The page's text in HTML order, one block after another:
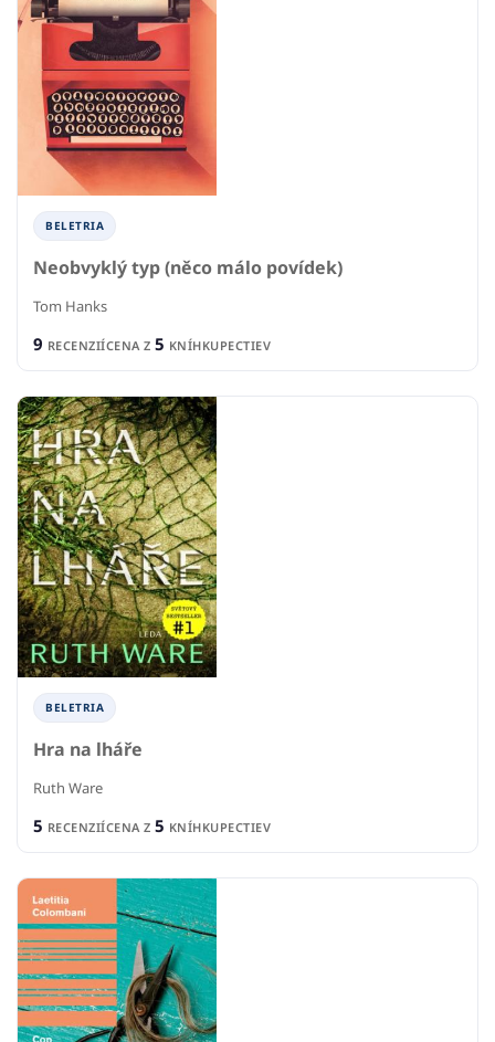
BELETRIA
Neobvyklý typ (něco málo povídek)
Tom Hanks
9 RECENZIÍCENA Z 5 KNÍHKUPECTIEV
BELETRIA
Hra na lháře
Ruth Ware
5 RECENZIÍCENA Z 5 KNÍHKUPECTIEV